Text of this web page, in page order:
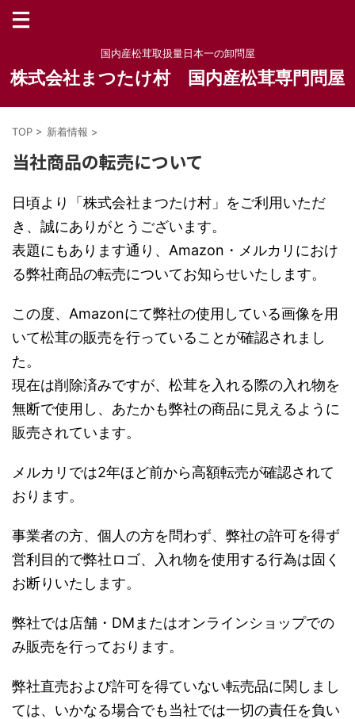
国内産松茸取扱量日本一の卸問屋
株式会社まつたけ村 国内産松茸専門問屋
TOP > 新着情報 >
当社商品の転売について
日頃より「株式会社まつたけ村」をご利用いただ
き、誠にありがとうございます。
表題にもあります通り、Amazon・メルカリにおけ
る弊社商品の転売についてお知らせいたします。
この度、Amazonにて弊社の使用している画像を用
いて松茸の販売を行っていることが確認されまし
た。
現在は削除済みですが、松茸を入れる際の入れ物を
無断で使用し、あたかも弊社の商品に見えるように
販売されています。
メルカリでは2年ほど前から高額転売が確認されて
おります。
事業者の方、個人の方を問わず、弊社の許可を得ず
営利目的で弊社ロゴ、入れ物を使用する行為は固く
お断りいたします。
弊社では店舗・DMまたはオンラインショップでの
み販売を行っております。
弊社直売および許可を得ていない転売品に関しまし
ては、いかなる場合でも当社では一切の責任を負い